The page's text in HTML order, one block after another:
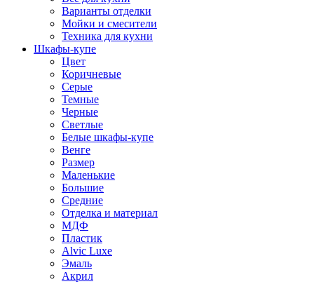
Варианты отделки
Мойки и смесители
Техника для кухни
Шкафы-купе
Цвет
Коричневые
Серые
Темные
Черные
Светлые
Белые шкафы-купе
Венге
Размер
Маленькие
Большие
Средние
Отделка и материал
МДФ
Пластик
Alvic Luxe
Эмаль
Акрил